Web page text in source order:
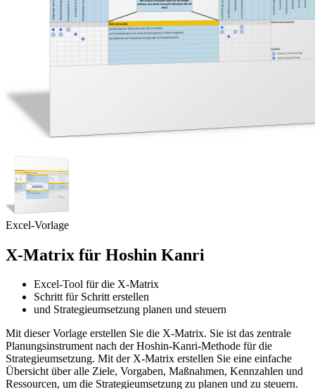
Excel-Vorlage
X-Matrix für Hoshin Kanri
Excel-Tool für die X-Matrix
Schritt für Schritt erstellen
und Strategieumsetzung planen und steuern
Mit dieser Vorlage erstellen Sie die X-Matrix. Sie ist das zentrale
Planungsinstrument nach der Hoshin-Kanri-Methode für die
Strategieumsetzung. Mit der X-Matrix erstellen Sie eine einfache
Übersicht über alle Ziele, Vorgaben, Maßnahmen, Kennzahlen und
Ressourcen, um die Strategieumsetzung zu planen und zu steuern.